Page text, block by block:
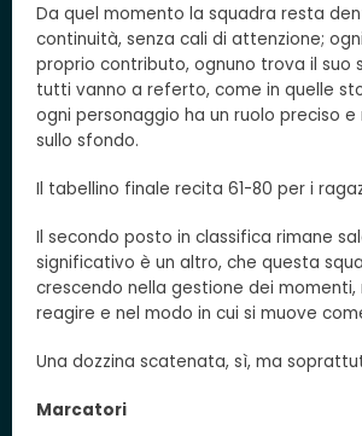
Da quel momento la squadra resta
continuità, senza cali di attenzione;
proprio contributo, ognuno trova il suo
tutti vanno a referto, come in quelle
ogni personaggio ha un ruolo preciso e
sullo sfondo.
Il tabellino finale recita 61-80 per i
Il secondo posto in classifica rimane
significativo è un altro, che questa
crescendo nella gestione dei
reagire e nel modo in cui si muove
Una dozzina scatenata, sì, ma
Marcatori